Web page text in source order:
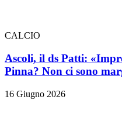
CALCIO
Ascoli, il ds Patti:
Pinna? Non ci sono
16 Giugno 2026